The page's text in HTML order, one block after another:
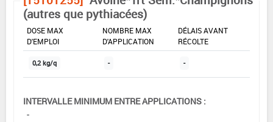
(autres que pythiacées)
DOSE MAX
D'EMPLOI
NOMBRE MAX
D'APPLICATION
DÉLAIS AVANT
RÉCOLTE
0,2 kg/q - -
INTERVALLE MINIMUM ENTRE APPLICATIONS :
-